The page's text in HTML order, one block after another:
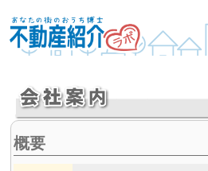
概要